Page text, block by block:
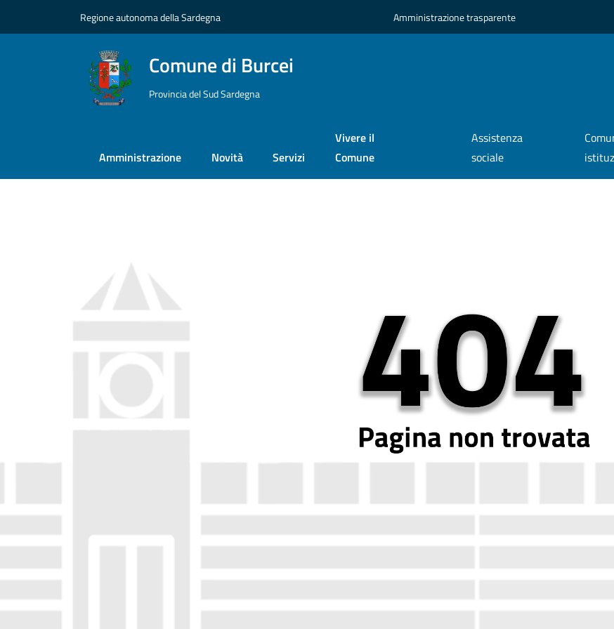
Regione autonoma della Sardegna Amministrazione trasparente
Comune di Burcei
Provincia del Sud Sardegna
Amministrazione Novità Servizi
Vivere il
Comune
Assistenza
sociale